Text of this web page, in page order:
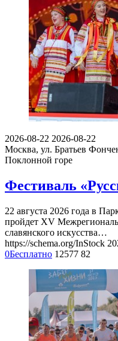
2026-08-22 2026-08-22
Москва, ул. Братьев
Поклонной горе
Фестиваль
22 августа 2026 года в
пройдет XV
славянского искусства…
https://schema.org/InStock
0Бесплатно 12577 82